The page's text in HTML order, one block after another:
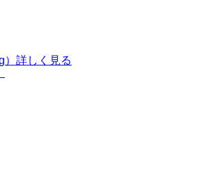
詳しく見る